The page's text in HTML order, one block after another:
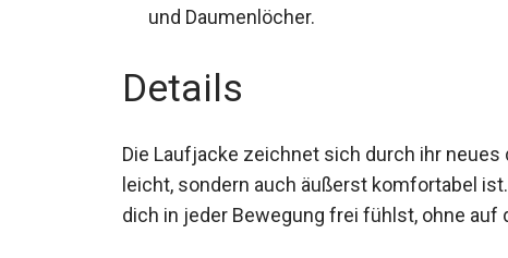
und Daumenlöcher.
Details
Die Laufjacke zeichnet sich durch ihr
leicht, sondern auch äußerst komfortabel
dich in jeder Bewegung frei fühlst, ohne